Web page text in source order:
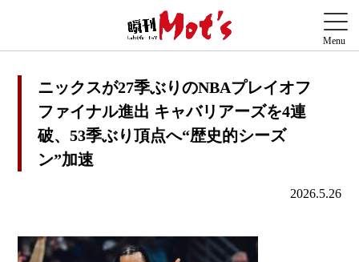
ニックスが27季ぶりのNBAプレイオフ
ファイナル進出 キャバリアーズを4連
破、53季ぶり頂点へ“歴史的シーズ
ン”加速
2026.5.26